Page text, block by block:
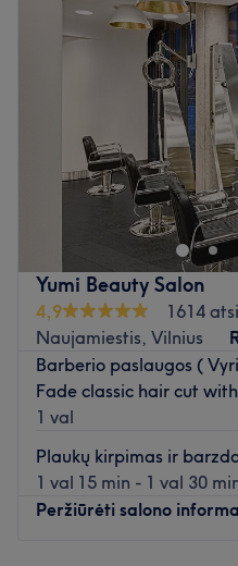
Naudojami prekių ženklai
naudojami tik
Papildomi akcentai:
viešuoju transportu.
Atidaryti
Trečiadienis
Ketvirtadienis
Penktadienis
Ruslan Kustra yra
Nuo 1999 m. jis teikia
ir šukuosenos paslaugas,
pasakišką išvaizdą, kurios
Atidaryti
Yumi Beauty Salon
4,9
1614
Naujamiestis, Vilnius
Barberio paslaugos (
Fade classic hair cut
1 val
Plaukų kirpimas ir
1 val 15 min - 1 val 30
Peržiūrėti salono